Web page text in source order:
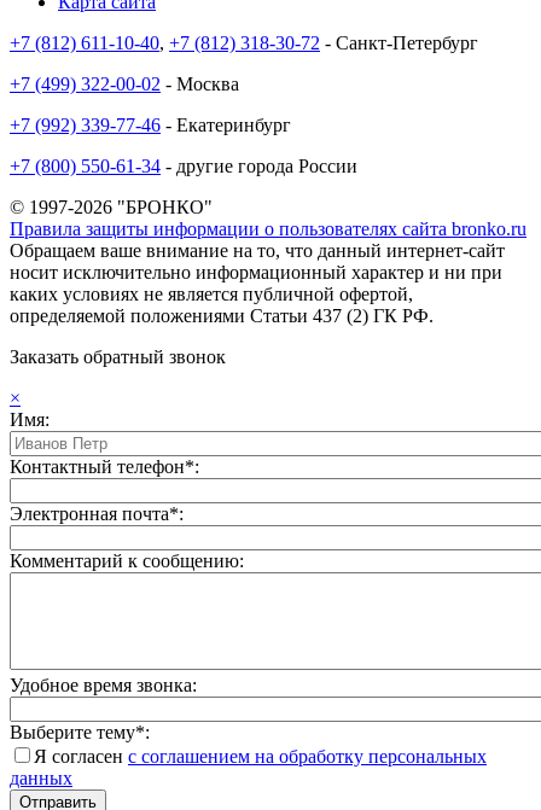
+7 (812) 611-10-40, +7 (812) 318-30-72 - Санкт-Петербург
+7 (499) 322-00-02 - Москва
+7 (992) 339-77-46 - Екатеринбург
+7 (800) 550-61-34 - другие города России
© 1997-2026 "БРОНКО"
Правила защиты информации о пользователях сайта bronko.ru
Обращаем ваше внимание на то, что данный интернет-сайт
носит исключительно информационный характер и ни при
каких условиях не является публичной офертой,
определяемой положениями Статьи 437 (2) ГК РФ.
Заказать обратный звонок
×
Имя:
Контактный телефон*:
Электронная почта*:
Комментарий к сообщению:
Удобное время звонка:
Выберите тему*:
Я согласен с соглашением на обработку персональных
данных